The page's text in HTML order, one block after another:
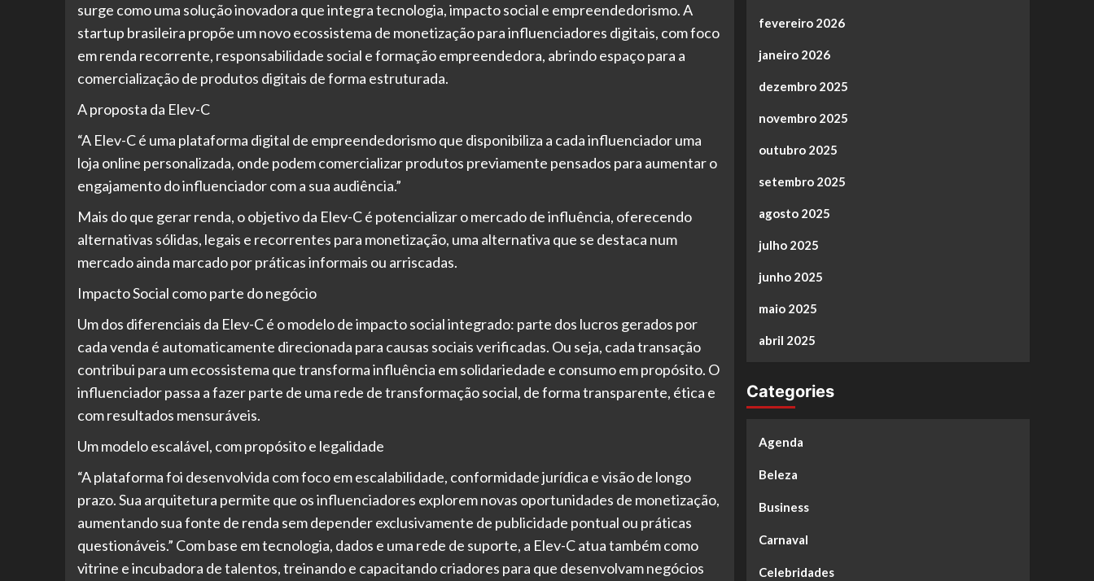
surge como uma solução inovadora que integra tecnologia, impacto social e empreendedorismo. A
startup brasileira propõe um novo ecossistema de monetização para influenciadores digitais, com foco
em renda recorrente, responsabilidade social e formação empreendedora, abrindo espaço para a
comercialização de produtos digitais de forma estruturada.
A proposta da Elev-C
“A Elev-C é uma plataforma digital de empreendedorismo que disponibiliza a cada influenciador uma
loja online personalizada, onde podem comercializar produtos previamente pensados para aumentar o
engajamento do influenciador com a sua audiência.”
Mais do que gerar renda, o objetivo da Elev-C é potencializar o mercado de influência, oferecendo
alternativas sólidas, legais e recorrentes para monetização, uma alternativa que se destaca num
mercado ainda marcado por práticas informais ou arriscadas.
Impacto Social como parte do negócio
Um dos diferenciais da Elev-C é o modelo de impacto social integrado: parte dos lucros gerados por
cada venda é automaticamente direcionada para causas sociais verificadas. Ou seja, cada transação
contribui para um ecossistema que transforma influência em solidariedade e consumo em propósito. O
influenciador passa a fazer parte de uma rede de transformação social, de forma transparente, ética e
com resultados mensuráveis.
Um modelo escalável, com propósito e legalidade
“A plataforma foi desenvolvida com foco em escalabilidade, conformidade jurídica e visão de longo
prazo. Sua arquitetura permite que os influenciadores explorem novas oportunidades de monetização,
aumentando sua fonte de renda sem depender exclusivamente de publicidade pontual ou práticas
questionáveis.” Com base em tecnologia, dados e uma rede de suporte, a Elev-C atua também como
vitrine e incubadora de talentos, treinando e capacitando criadores para que desenvolvam negócios
fevereiro 2026
janeiro 2026
dezembro 2025
novembro 2025
outubro 2025
setembro 2025
agosto 2025
julho 2025
junho 2025
maio 2025
abril 2025
Categories
Agenda
Beleza
Business
Carnaval
Celebridades